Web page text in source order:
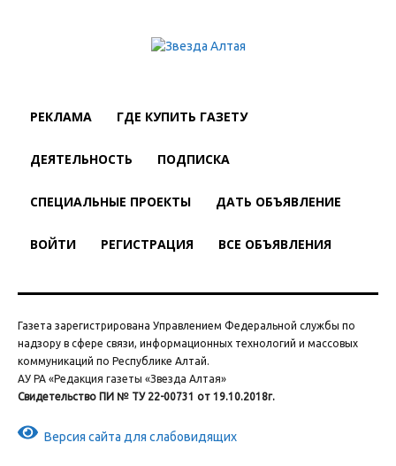
РЕКЛАМА ГДЕ КУПИТЬ ГАЗЕТУ
ДЕЯТЕЛЬНОСТЬ ПОДПИСКА
СПЕЦИАЛЬНЫЕ ПРОЕКТЫ ДАТЬ ОБЪЯВЛЕНИЕ
ВОЙТИ РЕГИСТРАЦИЯ ВСЕ ОБЪЯВЛЕНИЯ
Газета зарегистрирована Управлением Федеральной службы по
надзору в сфере связи, информационных технологий и массовых
коммуникаций по Республике Алтай.
АУ РА «Редакция газеты «Звезда Алтая»
Свидетельство ПИ № ТУ 22-00731 от 19.10.2018г.
Версия сайта для слабовидящих